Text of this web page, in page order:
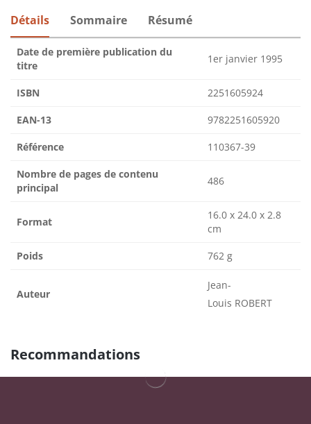
Détails Sommaire Résumé
Date de première publication du
titre
1er janvier 1995
ISBN 2251605924
EAN-13 9782251605920
Référence 110367-39
Nombre de pages de contenu
principal
486
Format
16.0 x 24.0 x 2.8
cm
Poids 762 g
Auteur
Jean-
Louis ROBERT
Recommandations